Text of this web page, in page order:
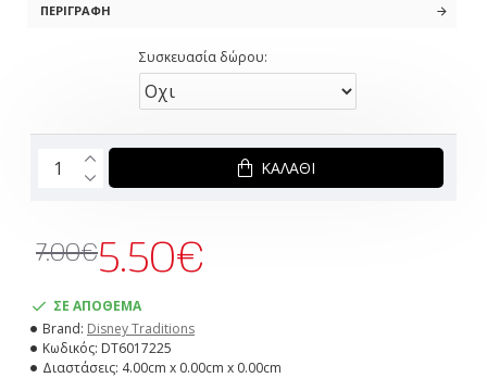
ΠΕΡΙΓΡΑΦΉ
ΣΕ ΑΠΟΘΕΜΑ
Brand: Disney Traditions
Κωδικός: DT6017225
Διαστάσεις: 4.00cm x 0.00cm x 0.00cm
5.50€
7.00€
Συσκευασία δώρου:
ΚΑΛΆΘΙ